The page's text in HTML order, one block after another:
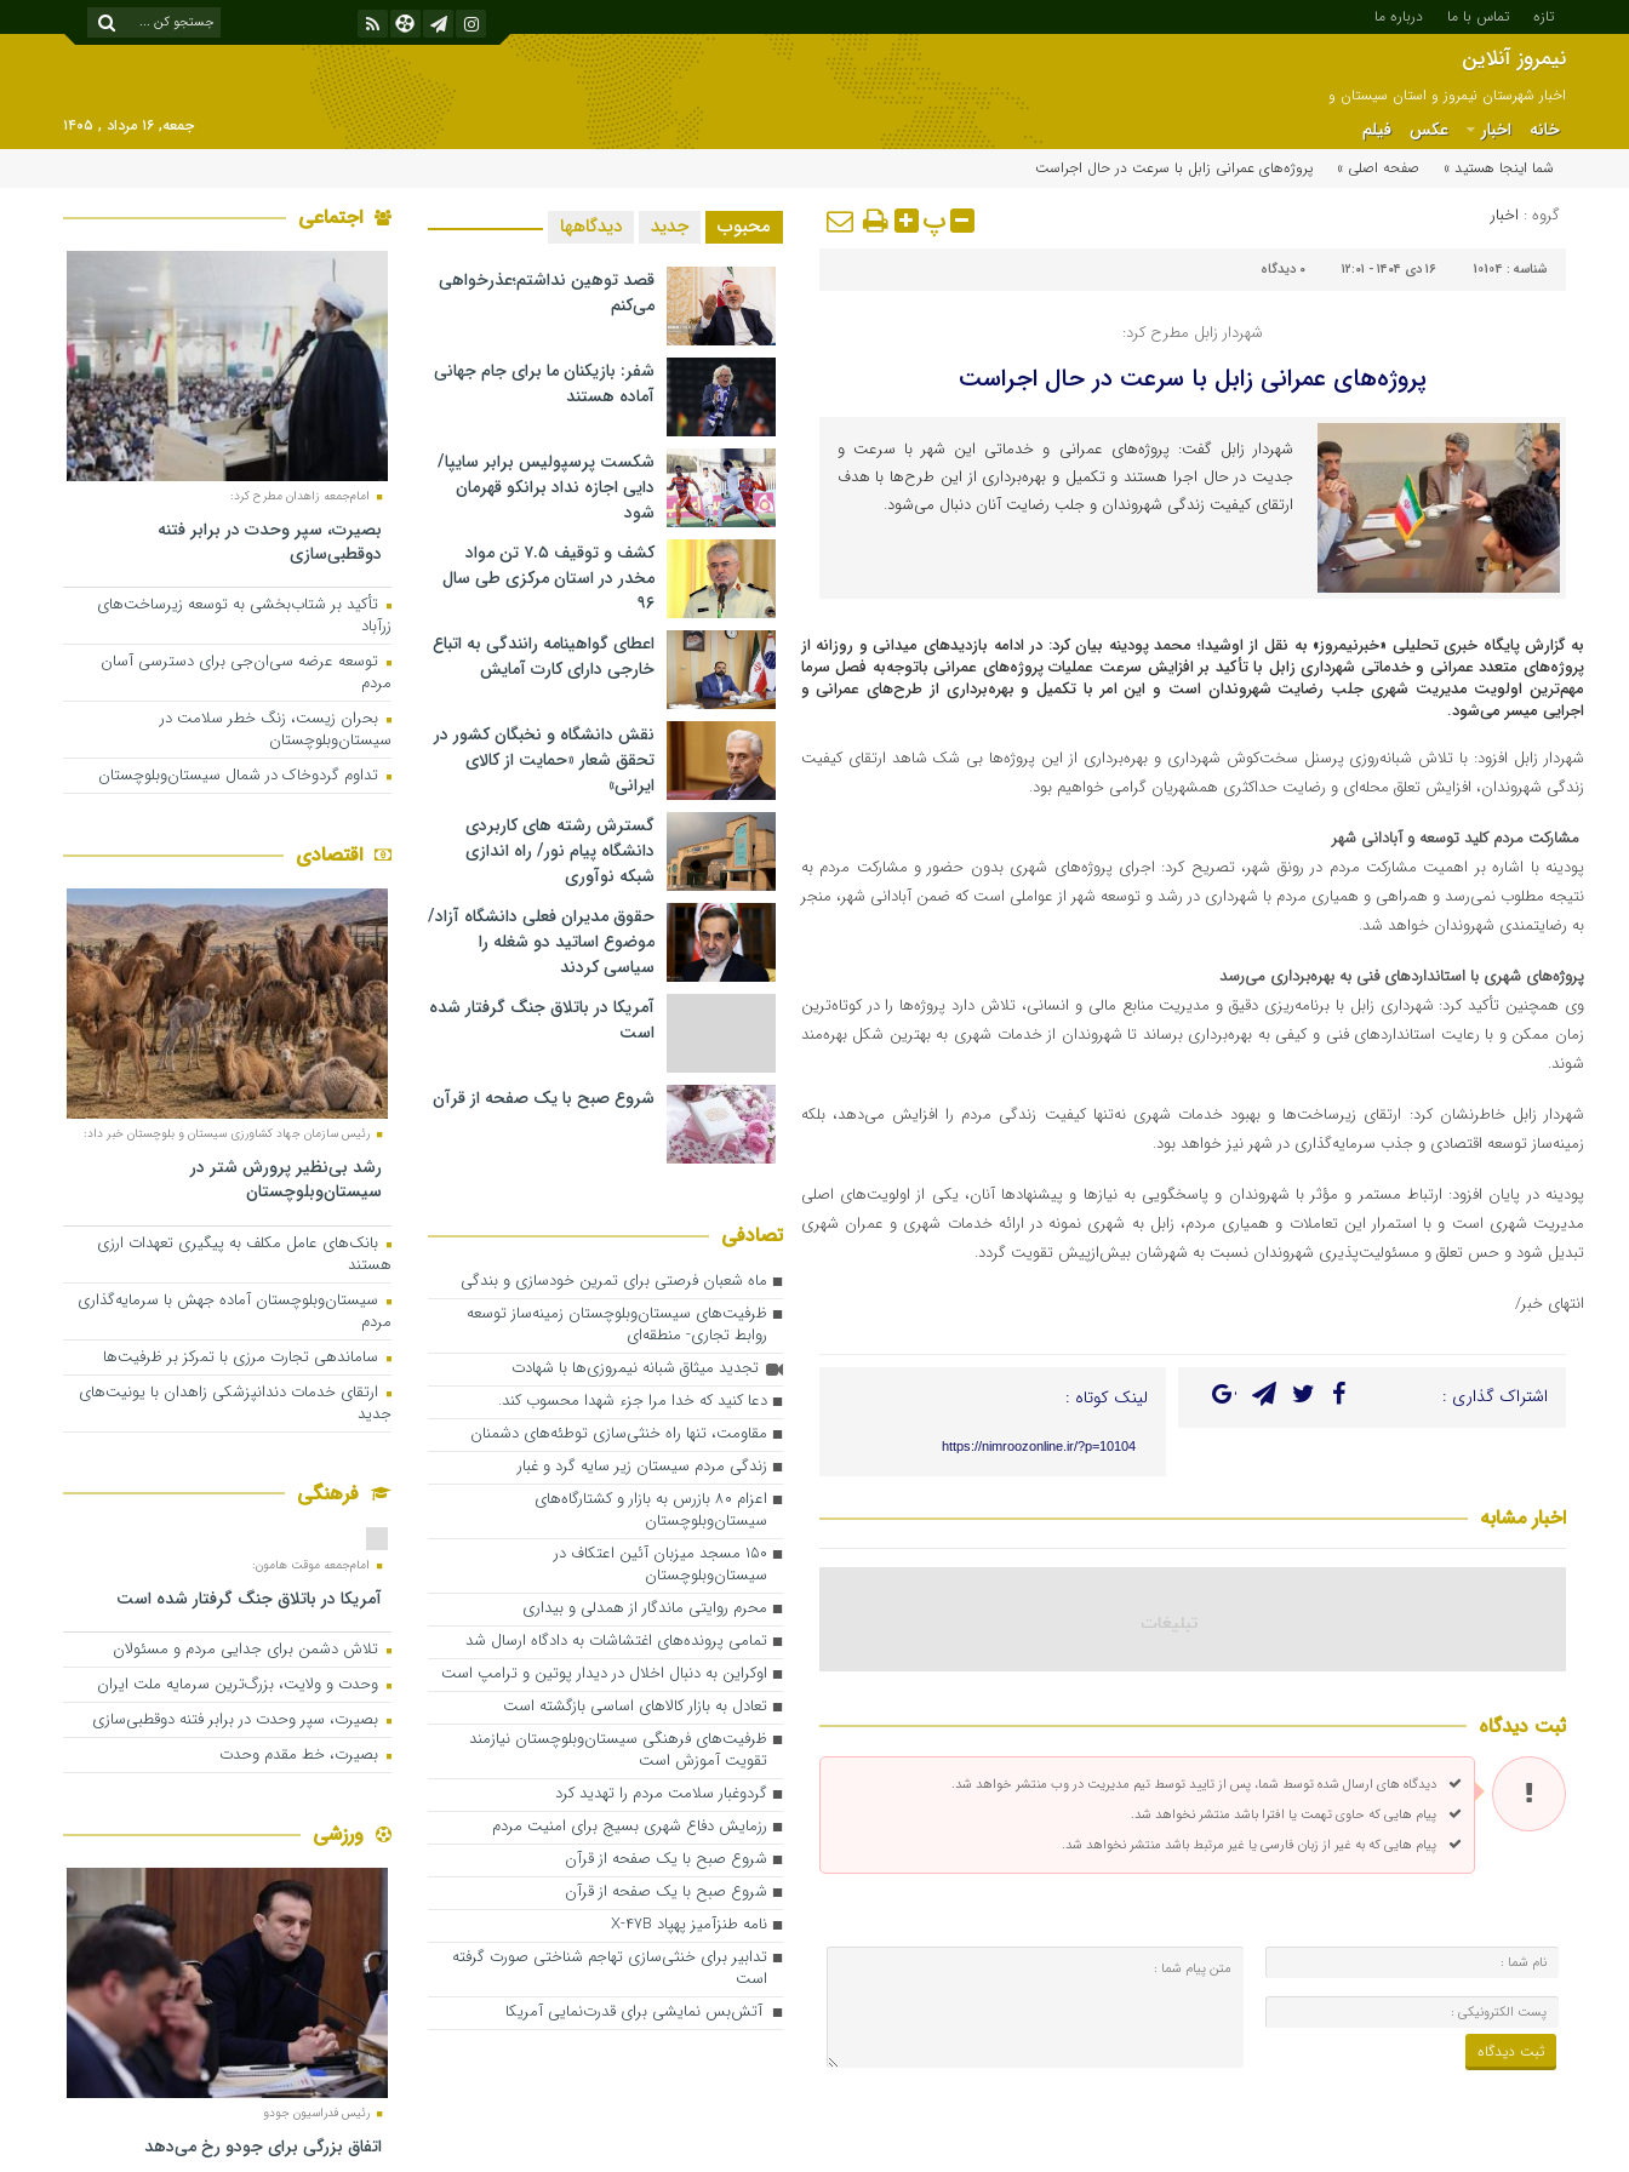
تازه تماس با ما درباره ما
نیمروز آنلاین
اخبار شهرستان نیمروز و استان سیستان و
بلوچستان
خانه اخبار عکس فیلم
جمعه, ۱۶ مرداد , ۱۴۰۵
شما اینجا هستید »
صفحه اصلی » پروژه‌های عمرانی زابل با سرعت در حال اجراست
گروه : اخبار پ
شناسه : 10104 ۱۶ دی ۱۴۰۴ - ۱۲:۰۱ ۰ دیدگاه
شهردار زابل مطرح کرد:
پروژه‌های عمرانی زابل با سرعت در حال اجراست
شهردار زابل گفت: پروژه‌های عمرانی و خدماتی این شهر با سرعت و
جدیت در حال اجرا هستند و تکمیل و بهره‌برداری از این طرح‌ها با هدف
ارتقای کیفیت زندگی شهروندان و جلب رضایت آنان دنبال می‌شود.
به گزارش پایگاه خبری تحلیلی «خبرنیمروز» به نقل از اوشیدا؛ محمد پودینه بیان کرد: در ادامه بازدیدهای میدانی و روزانه از
پروژه‌های متعدد عمرانی و خدماتی شهرداری زابل با تأکید بر افزایش سرعت عملیات پروژه‌های عمرانی باتوجه‌به فصل سرما
مهم‌ترین اولویت مدیریت شهری جلب رضایت شهروندان است و این امر با تکمیل و بهره‌برداری از طرح‌های عمرانی و
اجرایی میسر می‌شود.
شهردار زابل افزود: با تلاش شبانه‌روزی پرسنل سخت‌کوش شهرداری و بهره‌برداری از این پروژه‌ها بی شک شاهد ارتقای کیفیت
زندگی شهروندان، افزایش تعلق محله‌ای و رضایت حداکثری همشهریان گرامی خواهیم بود.
مشارکت مردم کلید توسعه و آبادانی شهر
پودینه با اشاره بر اهمیت مشارکت مردم در رونق شهر، تصریح کرد: اجرای پروژه‌های شهری بدون حضور و مشارکت مردم به
نتیجه مطلوب نمی‌رسد و همراهی و همیاری مردم با شهرداری در رشد و توسعه شهر از عواملی است که ضمن آبادانی شهر، منجر
به رضایتمندی شهروندان خواهد شد.
پروژه‌های شهری با استانداردهای فنی به بهره‌برداری می‌رسد
وی همچنین تأکید کرد: شهرداری زابل با برنامه‌ریزی دقیق و مدیریت منابع مالی و انسانی، تلاش دارد پروژه‌ها را در کوتاه‌ترین
زمان ممکن و با رعایت استانداردهای فنی و کیفی به بهره‌برداری برساند تا شهروندان از خدمات شهری به بهترین شکل بهره‌مند
شوند.
شهردار زابل خاطرنشان کرد: ارتقای زیرساخت‌ها و بهبود خدمات شهری نه‌تنها کیفیت زندگی مردم را افزایش می‌دهد، بلکه
زمینه‌ساز توسعه اقتصادی و جذب سرمایه‌گذاری در شهر نیز خواهد بود.
پودینه در پایان افزود: ارتباط مستمر و مؤثر با شهروندان و پاسخگویی به نیازها و پیشنهادها آنان، یکی از اولویت‌های اصلی
مدیریت شهری است و با استمرار این تعاملات و همیاری مردم، زابل به شهری نمونه در ارائه خدمات شهری و عمران شهری
تبدیل شود و حس تعلق و مسئولیت‌پذیری شهروندان نسبت به شهرشان بیش‌ازپیش تقویت گردد.
انتهای خبر/
اشتراک گذاری : لینک کوتاه :
https://nimroozonline.ir/?p=10104
اخبار مشابه
ثبت دیدگاه
دیدگاه های ارسال شده توسط شما، پس از تایید توسط تیم مدیریت در وب منتشر خواهد شد.
پیام هایی که حاوی تهمت یا افترا باشد منتشر نخواهد شد.
پیام هایی که به غیر از زبان فارسی یا غیر مرتبط باشد منتشر نخواهد شد.
محبوب جدید دیدگاهها
قصد توهین نداشتم؛عذرخواهی
می‌کنم
شفر: بازیکنان ما برای جام جهانی
آماده هستند
شکست پرسپولیس برابر سایپا/
دایی اجازه نداد برانکو قهرمان
شود
کشف و توقیف ۷.۵ تن مواد
مخدر در استان مرکزی طی سال
۹۶
اعطای گواهینامه رانندگی به اتباع
خارجی دارای کارت آمایش
نقش دانشگاه و نخبگان کشور در
تحقق شعار «حمایت از کالای
ایرانی»
گسترش رشته های کاربردی
دانشگاه پیام نور/ راه اندازی
شبکه نوآوری
حقوق مدیران فعلی دانشگاه آزاد/
موضوع اساتید دو شغله را
سیاسی کردند
آمریکا در باتلاق جنگ گرفتار شده
است
شروع صبح با یک صفحه از قرآن
تصادفی
ماه شعبان فرصتی برای تمرین خودسازی و بندگی
ظرفیت‌های سیستان‌وبلوچستان زمینه‌ساز توسعه
روابط تجاری- منطقه‌ای
تجدید میثاق شبانه نیمروزی‌ها با شهادت
دعا کنید که خدا مرا جزء شهدا محسوب کند.
مقاومت، تنها راه خنثی‌سازی توطئه‌های دشمنان
زندگی مردم سیستان زیر سایه گرد و غبار
اعزام ۸۰ بازرس به بازار و کشتارگاه‌های
سیستان‌وبلوچستان
۱۵۰ مسجد میزبان آئین اعتکاف در
سیستان‌وبلوچستان
محرم روایتی ماندگار از همدلی و بیداری
تمامی پرونده‌های اغتشاشات به دادگاه ارسال شد
اوکراین به دنبال اخلال در دیدار پوتین و ترامپ است
تعادل به بازار کالاهای اساسی بازگشته است
ظرفیت‌های فرهنگی سیستان‌وبلوچستان نیازمند
تقویت آموزش است
گردوغبار سلامت مردم را تهدید کرد
رزمایش دفاع شهری بسیج برای امنیت مردم
شروع صبح با یک صفحه از قرآن
شروع صبح با یک صفحه از قرآن
نامه طنزآمیز پهپاد X-۴۷B
تدابیر برای خنثی‌سازی تهاجم شناختی صورت گرفته
است
آتش‌بس نمایشی برای قدرت‌نمایی آمریکا
اجتماعی
امام‌جمعه زاهدان مطرح کرد:
بصیرت، سپر وحدت در برابر فتنه
دوقطبی‌سازی
تأکید بر شتاب‌بخشی به توسعه زیرساخت‌های
زرآباد
توسعه عرضه سی‌ان‌جی برای دسترسی آسان
مردم
بحران زیست، زنگ خطر سلامت در
سیستان‌وبلوچستان
تداوم گردوخاک در شمال سیستان‌وبلوچستان
اقتصادی
رئیس سازمان جهاد کشاورزی سیستان و بلوچستان خبر داد:
رشد بی‌نظیر پرورش شتر در
سیستان‌وبلوچستان
بانک‌های عامل مکلف به پیگیری تعهدات ارزی
هستند
سیستان‌وبلوچستان آماده جهش با سرمایه‌گذاری
مردم
ساماندهی تجارت مرزی با تمرکز بر ظرفیت‌ها
ارتقای خدمات دندانپزشکی زاهدان با یونیت‌های
جدید
فرهنگی
امام‌جمعه موقت هامون:
آمریکا در باتلاق جنگ گرفتار شده است
تلاش دشمن برای جدایی مردم و مسئولان
وحدت و ولایت، بزرگ‌ترین سرمایه ملت ایران
بصیرت، سپر وحدت در برابر فتنه دوقطبی‌سازی
بصیرت، خط مقدم وحدت
ورزشی
رئیس فدراسیون جودو
اتفاق بزرگی برای جودو رخ می‌دهد